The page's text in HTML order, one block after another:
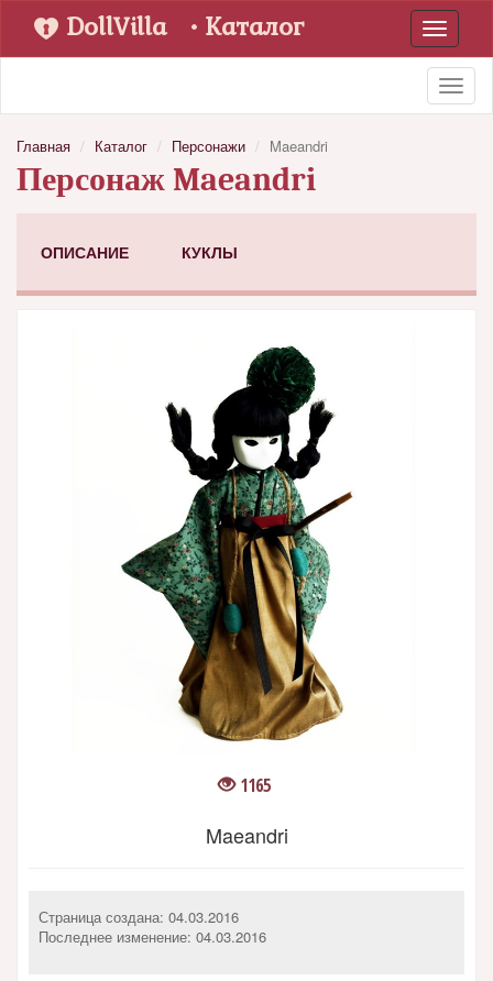
Toggle
DollVilla • Каталог
Главная Каталог Персонажи Maeandri
Персонаж Maeandri
ОПИСАНИЕ КУКЛЫ
1165
Maeandri
Страница создана: 04.03.2016
Последнее изменение: 04.03.2016